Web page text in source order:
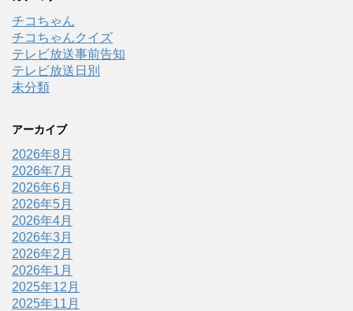
チコちゃん
チコちゃんクイズ
テレビ放送事前告知
テレビ放送日別
未分類
アーカイブ
2026年8月
2026年7月
2026年6月
2026年5月
2026年4月
2026年3月
2026年2月
2026年1月
2025年12月
2025年11月